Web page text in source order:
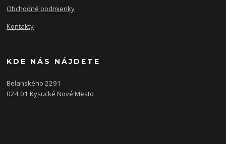
Obchodné podmienky
Kontakty
KDE NÁS NÁJDETE
Belanského 2291
024 01 Kysucké Nové Mesto